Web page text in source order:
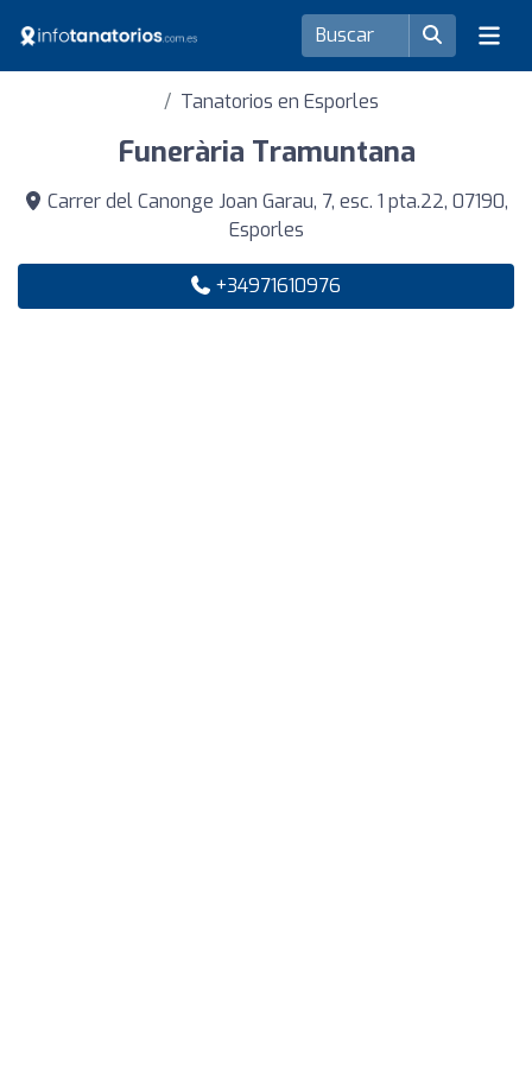
Tanatorios en Esporles
Funerària Tramuntana
Carrer del Canonge Joan Garau, 7, esc. 1 pta.22, 07190,
Esporles
+34971610976